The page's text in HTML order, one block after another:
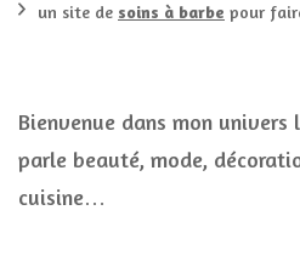
un site de soins à barbe pour
Bienvenue dans mon
parle beauté, mode,
cuisine…